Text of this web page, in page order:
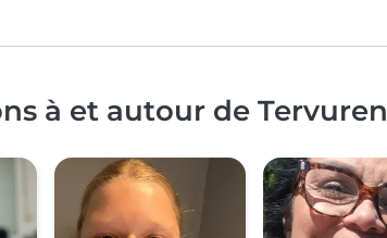
à et autour de Tervuren